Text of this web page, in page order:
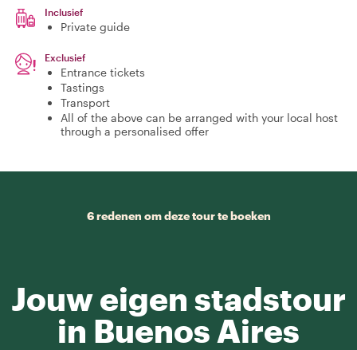
Inclusief
Private guide
Exclusief
Entrance tickets
Tastings
Transport
All of the above can be arranged with your local host
through a personalised offer
6 redenen om deze tour te boeken
Jouw eigen stadstour
in Buenos Aires